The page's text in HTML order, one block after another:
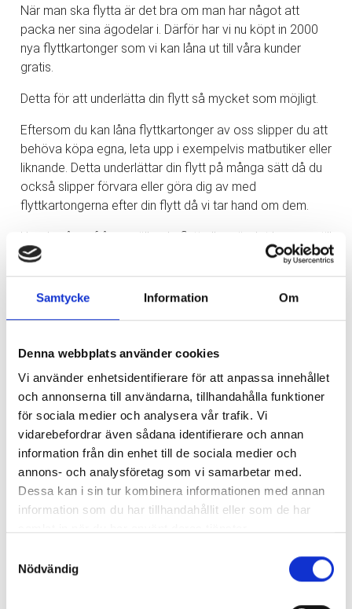
Samtycke Information Om
Denna webbplats använder cookies
Vi använder enhetsidentifierare för att anpassa innehållet
och annonserna till användarna, tillhandahålla funktioner
för sociala medier och analysera vår trafik. Vi
vidarebefordrar även sådana identifierare och annan
information från din enhet till de sociala medier och
annons- och analysföretag som vi samarbetar med.
Dessa kan i sin tur kombinera informationen med annan
information som du har tillhandahållit eller som de har
Nödvändig
När man ska flytta är det bra om man har något att
packa ner sina ägodelar i. Därför har vi nu köpt in 2000
nya flyttkartonger som vi kan låna ut till våra kunder
gratis.
Detta för att underlätta din flytt så mycket som möjligt.
Eftersom du kan låna flyttkartonger av oss slipper du att
behöva köpa egna, leta upp i exempelvis matbutiker eller
liknande. Detta underlättar din flytt på många sätt då du
också slipper förvara eller göra dig av med
flyttkartongerna efter din flytt då vi tar hand om dem.
Har du några frågor gällande flytt eller när det kommer till
att låna flyttkartonger av oss? Tveka då inte attkontakta
osseller kolla påvåra tjänster.
Nyhetsarkiv
▼Huvudrubrik
Publicerat
Tips för effektiv flyttstädning
15
Vi är en flyttfirma med en miljöpolicy
2018-06-
15
Flytta nu i vår? – Minska stressen anlita oss
för din flytt i Göteborg
2018-04-
25
Ny Caddy för företagsflytt och privatflytt i
2018-02-
Ny flyttbil till vår flyttfirma i Göteborg
2018-02-